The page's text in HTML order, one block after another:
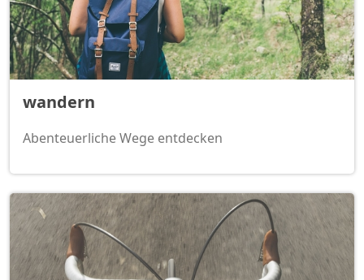
wandern
Abenteuerliche Wege entdecken